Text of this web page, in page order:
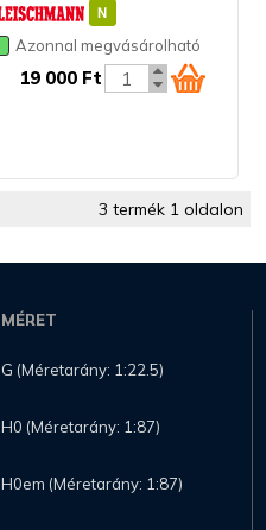
Azonnal megvásárolható
19 000 Ft
3 termék 1 oldalon
MÉRET
G (Méretarány: 1:22.5)
H0 (Méretarány: 1:87)
H0em (Méretarány: 1:87)